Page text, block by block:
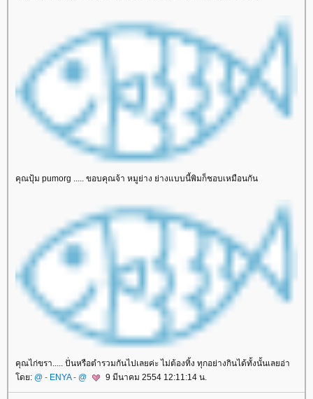
คุณปุ้ม pumorg ..... ขอบคุณจ้า หมูย่าง ย่างแบบนี้พิมก็ชอบเหมือนกัน
คุณไก่ขรา..... ปั่นหรือตำรวมกันไปเลยค่ะ ไม่ต้องทิ้ง ทุกอย่างกินได้ทั้งนั้นเลยอ่า
ดย: @ - ENYA - @ 9 มีนาคม 2554 12:11:14 น.